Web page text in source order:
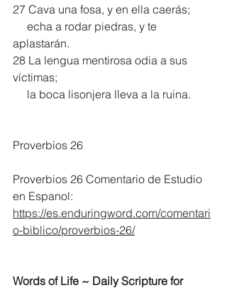
27 Cava una fosa, y en ella caerás;
aplastarán.
28 La lengua mentirosa odia a sus
víctimas;
     la boca lisonjera lleva a la ruina.
Proverbios 26
Proverbios 26 Comentario de Estudio
en Espanol:
https://es.enduringword.com/comentari
o-biblico/proverbios-26/
Words of Life ~ Daily Scripture for